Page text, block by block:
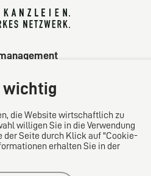
wichtig
die Website wirtschaftlich zu
willigen Sie in die Verwendung
der Seite durch Klick auf "Cookie-
erhalten Sie in der